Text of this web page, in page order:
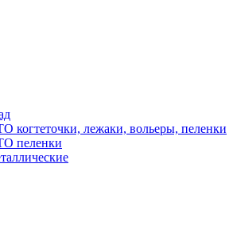
когтеточки, лежаки, вольеры, пеленки
пеленки